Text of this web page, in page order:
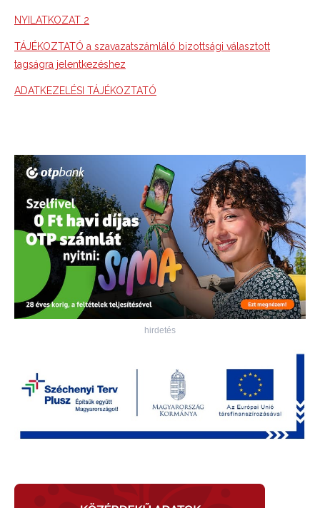
NYILATKOZAT 2
TÁJÉKOZTATÓ a szavazatszámláló bizottsági választott
tagságra jelentkezéshez
ADATKEZELÉSI TÁJÉKOZTATÓ
hirdetés